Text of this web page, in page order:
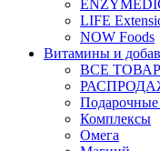
LIFE
NOW Foods
Витамины и
ВСЕ
Комплексы
Омега